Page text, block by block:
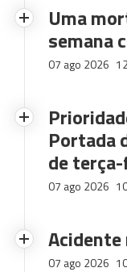
Uma
semana
07 ago 2026
Portada
de
07 ago 2026
Acidente
07 ago 2026